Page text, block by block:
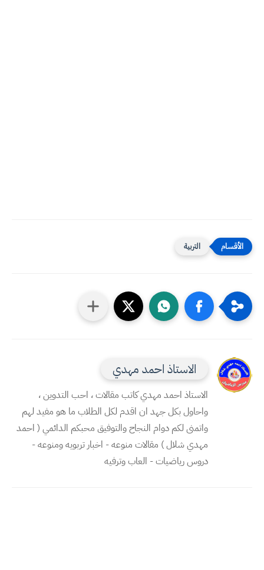
التربية
الاستاذ احمد مهدي
الاستاذ احمد مهدي كاتب مقالات ، احب التدوين ،
واحاول بكل جهد ان اقدم لكل الطلاب ما هو مفيد لهم
واتمنى لكم دوام النجاح والتوفيق محبكم الدائمي ( احمد
مهدي شلال ) مقالات منوعه - اخبار تربويه ومنوعه -
دروس رياضيات - العاب وترفيه